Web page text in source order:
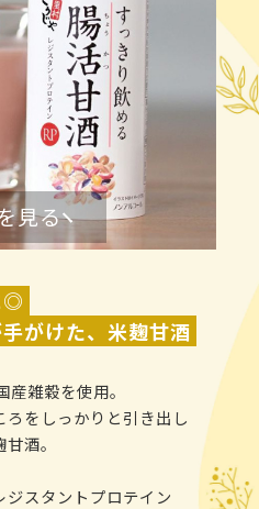
見る
◎
がけた、米麹甘酒
雑穀を使用。
をしっかりと引き出し
酒。
スタントプロテイン